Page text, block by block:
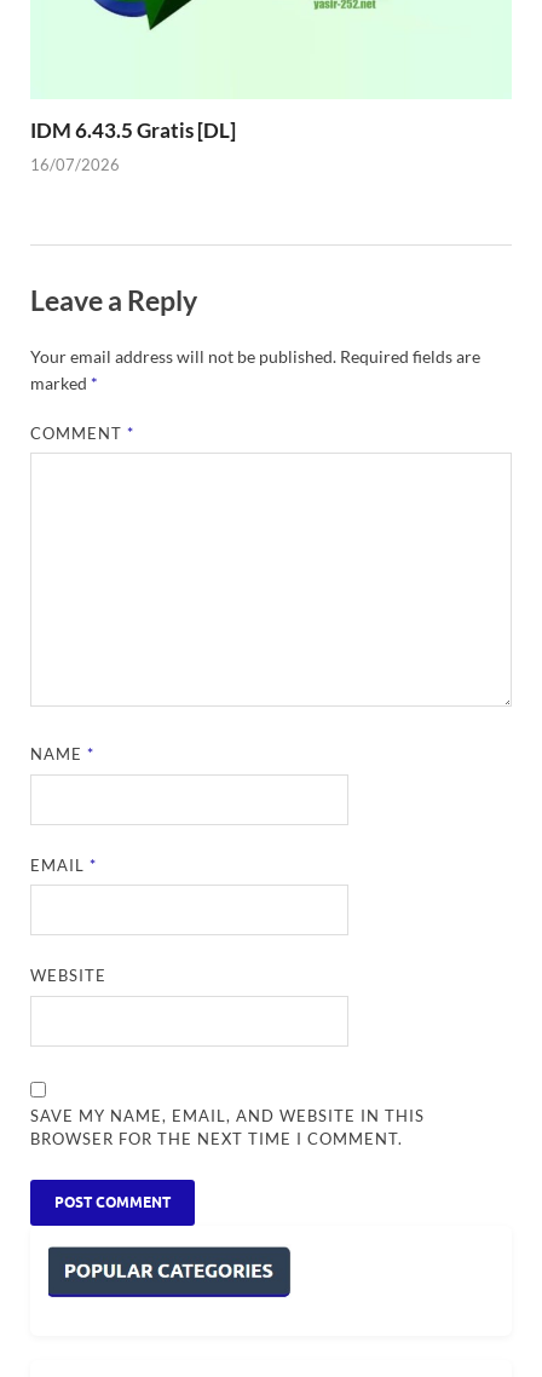
IDM 6.43.5 Gratis [DL]
16/07/2026
Leave a Reply
Your email address will not be published. Required fields are
marked *
COMMENT*
NAME*
EMAIL*
WEBSITE
SAVE MY NAME, EMAIL, AND WEBSITE IN THIS
BROWSER FOR THE NEXT TIME I COMMENT.